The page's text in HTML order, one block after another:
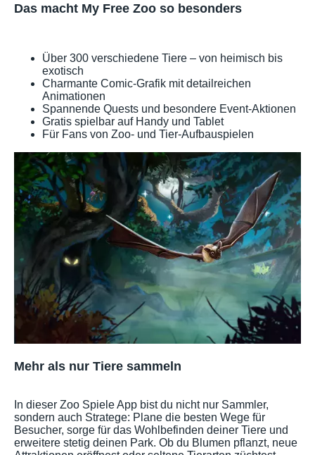
Das macht My Free Zoo so besonders
Über 300 verschiedene Tiere – von heimisch bis
exotisch
Charmante Comic-Grafik mit detailreichen
Animationen
Spannende Quests und besondere Event-Aktionen
Gratis spielbar auf Handy und Tablet
Für Fans von Zoo- und Tier-Aufbauspielen
Mehr als nur Tiere sammeln
In dieser Zoo Spiele App bist du nicht nur Sammler,
sondern auch Stratege: Plane die besten Wege für
Besucher, sorge für das Wohlbefinden deiner Tiere und
erweitere stetig deinen Park. Ob du Blumen pflanzt, neue